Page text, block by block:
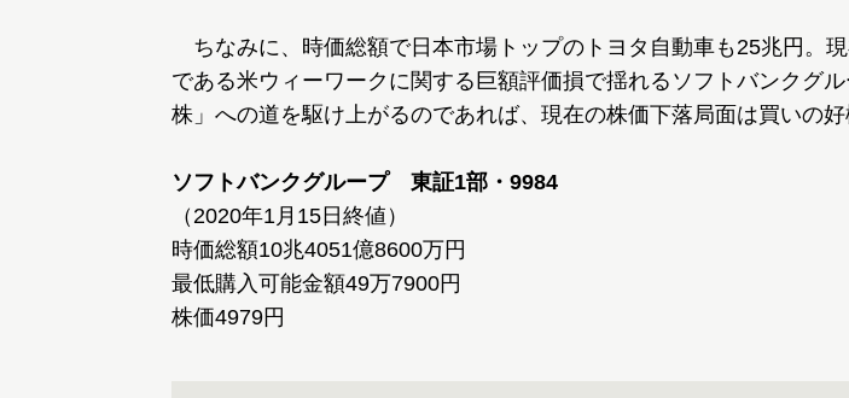
ちなみに、時価総額で日本市場トップのトヨタ自動車も25兆円。
である米ウィーワークに関する巨額評価損で揺れるソフトバンクグ
株」への道を駆け上がるのであれば、現在の株価下落局面は買いの好
ソフトバンクグループ 東証1部・9984
（2020年1月15日終値）
時価総額10兆4051億8600万円
最低購入可能金額49万7900円
株価4979円